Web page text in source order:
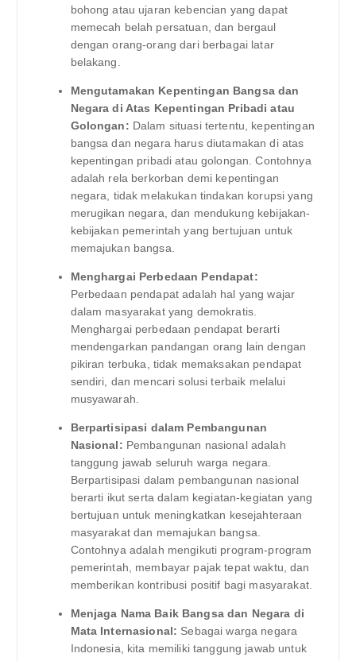
bohong atau ujaran kebencian yang dapat
memecah belah persatuan, dan bergaul
dengan orang-orang dari berbagai latar
belakang.
Mengutamakan Kepentingan Bangsa dan
Negara di Atas Kepentingan Pribadi atau
Golongan: Dalam situasi tertentu, kepentingan
bangsa dan negara harus diutamakan di atas
kepentingan pribadi atau golongan. Contohnya
adalah rela berkorban demi kepentingan
negara, tidak melakukan tindakan korupsi yang
merugikan negara, dan mendukung kebijakan-
kebijakan pemerintah yang bertujuan untuk
memajukan bangsa.
Menghargai Perbedaan Pendapat:
Perbedaan pendapat adalah hal yang wajar
dalam masyarakat yang demokratis.
Menghargai perbedaan pendapat berarti
mendengarkan pandangan orang lain dengan
pikiran terbuka, tidak memaksakan pendapat
sendiri, dan mencari solusi terbaik melalui
musyawarah.
Berpartisipasi dalam Pembangunan
Nasional: Pembangunan nasional adalah
tanggung jawab seluruh warga negara.
Berpartisipasi dalam pembangunan nasional
berarti ikut serta dalam kegiatan-kegiatan yang
bertujuan untuk meningkatkan kesejahteraan
masyarakat dan memajukan bangsa.
Contohnya adalah mengikuti program-program
pemerintah, membayar pajak tepat waktu, dan
memberikan kontribusi positif bagi masyarakat.
Menjaga Nama Baik Bangsa dan Negara di
Mata Internasional: Sebagai warga negara
Indonesia, kita memiliki tanggung jawab untuk